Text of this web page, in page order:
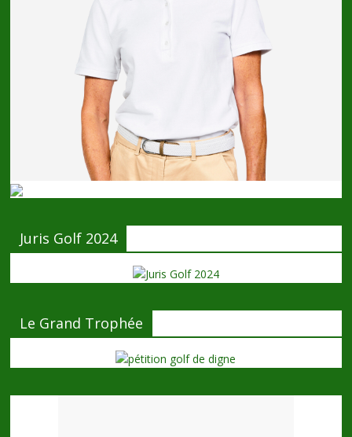
Juris Golf 2024
Le Grand Trophée